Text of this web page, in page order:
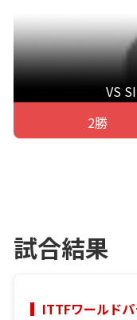
VS
2勝
試合結果
ITTFワールド